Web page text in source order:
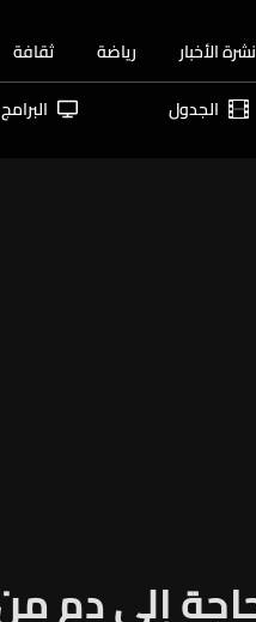
نشرة الأخبار رياضة ثقافة
الجدول البرامج